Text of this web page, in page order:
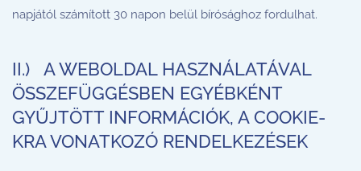
napjától számított 30 napon belül bírósághoz fordulhat.
II.) A WEBOLDAL HASZNÁLATÁVAL
ÖSSZEFÜGGÉSBEN EGYÉBKÉNT
GYŰJTÖTT INFORMÁCIÓK, A COOKIE-
KRA VONATKOZÓ RENDELKEZÉSEK